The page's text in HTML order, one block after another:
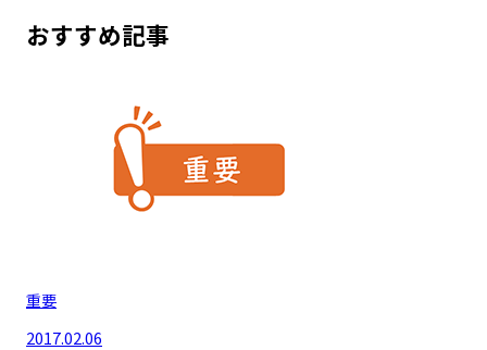
おすすめ記事
重要
2017.02.06